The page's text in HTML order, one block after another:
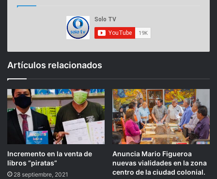
Artículos relacionados
Incremento en la venta de
libros “piratas”
28 septiembre, 2021
Anuncia Mario Figueroa
nuevas vialidades en la zona
centro de la ciudad colonial.